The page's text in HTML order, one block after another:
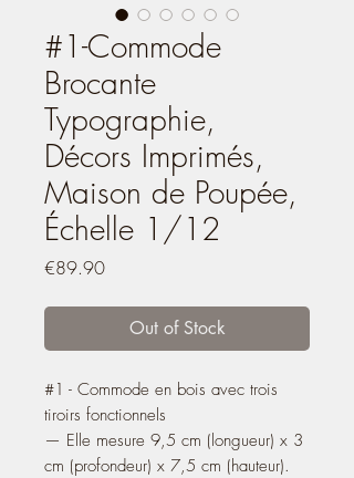
#1-Commode
Brocante
Typographie,
Décors Imprimés,
Maison de Poupée,
Échelle 1/12
€89.90Price
Out of Stock
#1 - Commode en bois avec trois
tiroirs fonctionnels
— Elle mesure 9,5 cm (longueur) x 3
cm (profondeur) x 7,5 cm (hauteur).